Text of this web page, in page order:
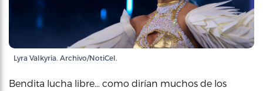
Lyra Valkyria. Archivo/NotiCel.
Bendita lucha libre… como dirían muchos de los